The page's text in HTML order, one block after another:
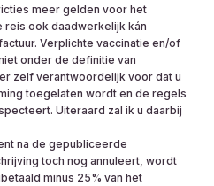
meer gelden voor het
ook daadwerkelijk kán
Verplichte vaccinatie en/of
onder de definitie van
er zelf verantwoordelijk voor dat u
toegelaten wordt en de regels
Uiteraard zal ik u daarbij
na de gepubliceerde
toch nog annuleert, wordt
minus 25% van het